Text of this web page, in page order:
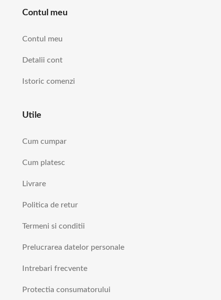
Contul meu
Contul meu
Detalii cont
Istoric comenzi
Utile
Cum cumpar
Cum platesc
Livrare
Politica de retur
Termeni si conditii
Prelucrarea datelor personale
Intrebari frecvente
Protectia consumatorului